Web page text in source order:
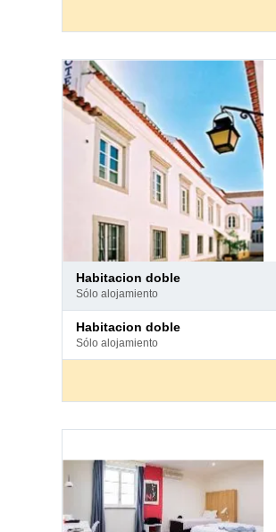
habitacion doble
sólo alojamiento
habitacion doble
sólo alojamiento